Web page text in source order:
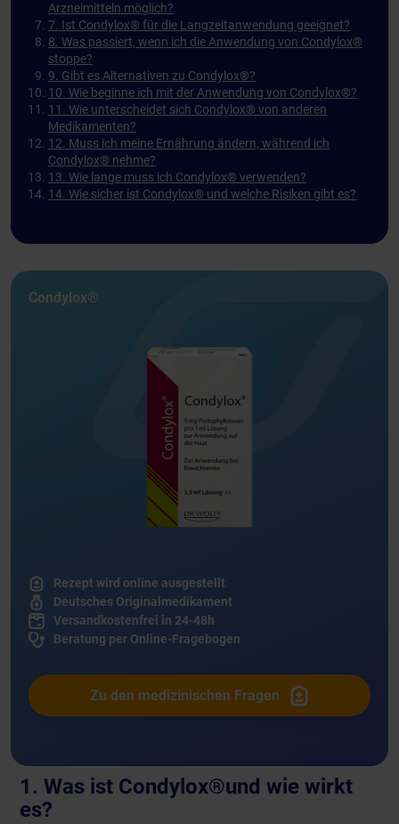
1. Was ist Condylox®und wie wirkt
es?
Arzneimitteln möglich?
7. Ist Condylox® für die Langzeitanwendung geeignet?
8. Was passiert, wenn ich die Anwendung von Condylox®
stoppe?
9. Gibt es Alternativen zu Condylox®?
10. Wie beginne ich mit der Anwendung von Condylox®?
11. Wie unterscheidet sich Condylox® von anderen
Medikamenten?
12. Muss ich meine Ernährung ändern, während ich
Condylox® nehme?
13. Wie lange muss ich Condylox® verwenden?
14. Wie sicher ist Condylox® und welche Risiken gibt es?
Condylox®
Rezept wird online ausgestellt
Deutsches Originalmedikament
Versandkostenfrei in 24-48h
Beratung per Online-Fragebogen
Zu den medizinischen Fragen